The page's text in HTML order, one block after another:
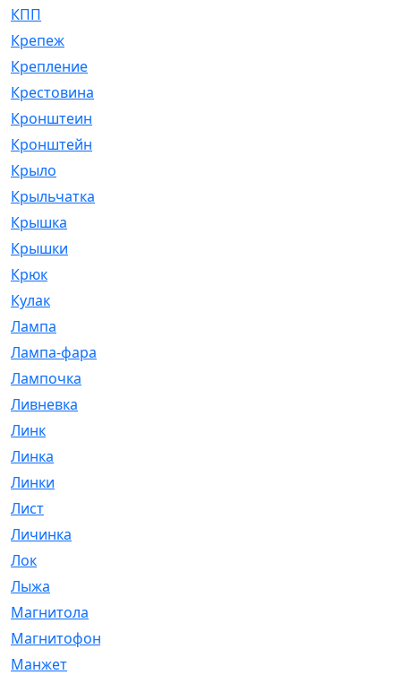
КПП
Крепеж
Крепление
Крестовина
Кронштеин
Кронштейн
Крыло
Крыльчатка
Крышка
Крышки
Крюк
Кулак
Лампа
Лампа-фара
Лампочка
Ливневка
Линк
Линка
Линки
Лист
Личинка
Лок
Лыжа
Магнитола
Магнитофон
Манжет